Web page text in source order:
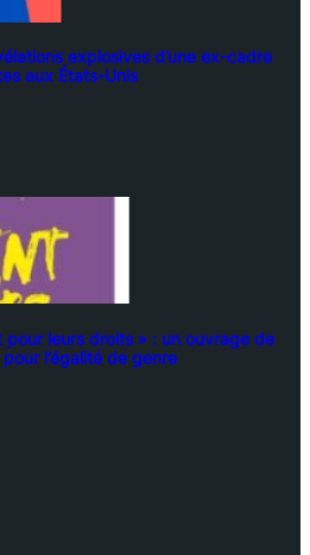
explosives d’une ex-cadre
aux États-Unis
pour leurs droits » : un ouvrage de
l’égalité de genre